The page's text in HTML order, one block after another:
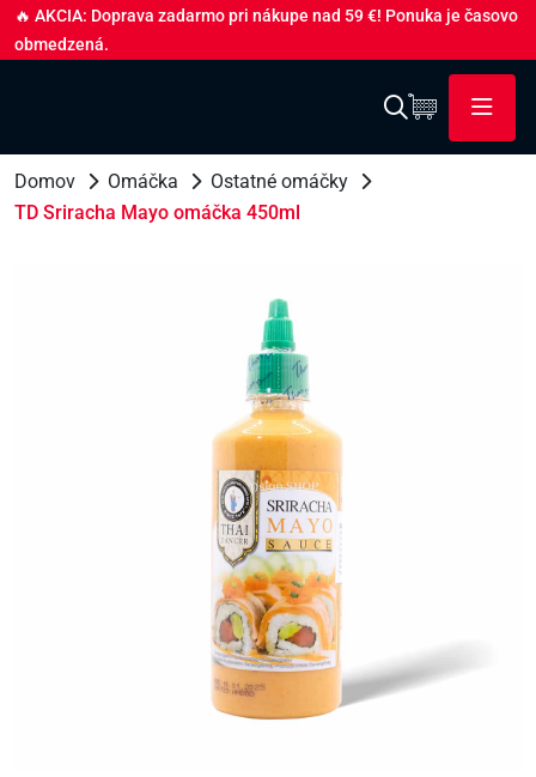
🔥 AKCIA: Doprava zadarmo pri nákupe nad 59 €! Ponuka je časovo
obmedzená.
Domov Omáčka
Ostatné omáčky
TD Sriracha Mayo omáčka 450ml